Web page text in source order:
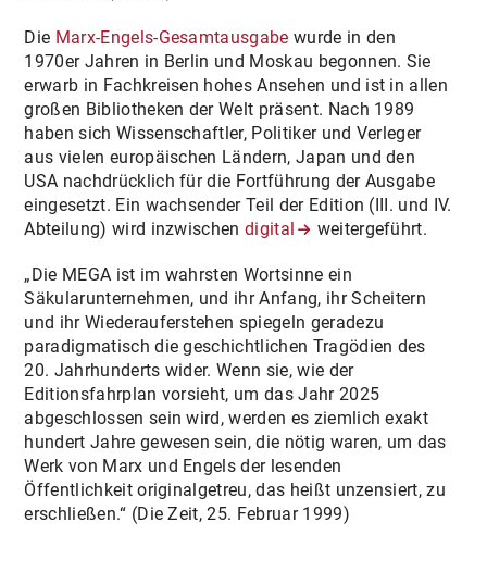
Die Marx-Engels-Gesamtausgabe wurde in den
1970er Jahren in Berlin und Moskau begonnen. Sie
erwarb in Fachkreisen hohes Ansehen und ist in allen
großen Bibliotheken der Welt präsent. Nach 1989
haben sich Wissenschaftler, Politiker und Verleger
aus vielen europäischen Ländern, Japan und den
USA nachdrücklich für die Fortführung der Ausgabe
eingesetzt. Ein wachsender Teil der Edition (III. und IV.
Abteilung) wird inzwischendigital weitergeführt.
„Die MEGA ist im wahrsten Wortsinne ein
Säkularunternehmen, und ihr Anfang, ihr Scheitern
und ihr Wiederauferstehen spiegeln geradezu
paradigmatisch die geschichtlichen Tragödien des
20. Jahrhunderts wider. Wenn sie, wie der
Editionsfahrplan vorsieht, um das Jahr 2025
abgeschlossen sein wird, werden es ziemlich exakt
hundert Jahre gewesen sein, die nötig waren, um das
Werk von Marx und Engels der lesenden
Öffentlichkeit originalgetreu, das heißt unzensiert, zu
erschließen.“ (Die Zeit, 25. Februar 1999)